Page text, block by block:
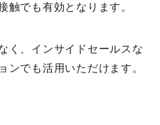
触でも有効となります。
く、インサイドセールスな
ンでも活用いただけます。